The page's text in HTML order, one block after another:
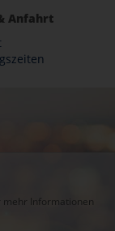
Anfahrt
mehr Informationen